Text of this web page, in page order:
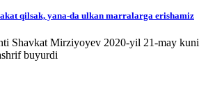
qilsak, yana-da ulkan marralarga erishamiz
Shavkat Mirziyoyev 2020-yil 21-may kuni
buyurdi